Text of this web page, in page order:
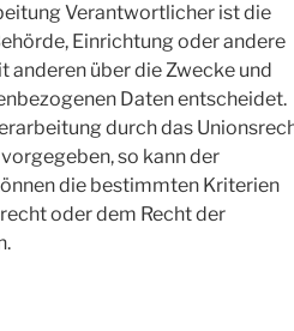
Verantwortlicher ist die
Einrichtung oder andere
anderen über die Zwecke und
Daten entscheidet.
durch das
so kann der
die bestimmten Kriterien
oder dem Recht der